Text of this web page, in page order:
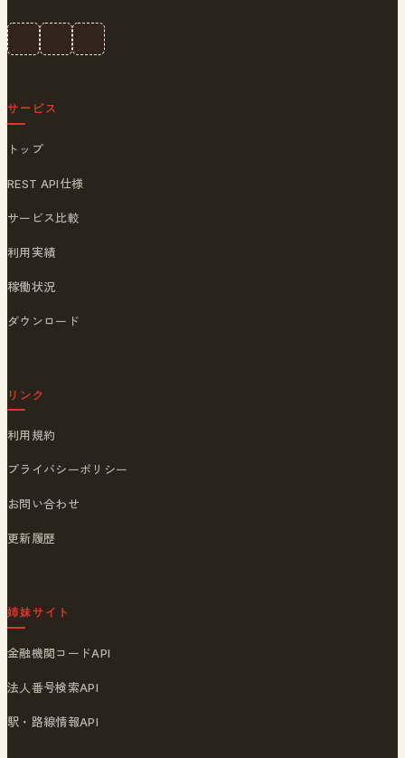
サービス
トップ
REST API仕様
サービス比較
利用実績
稼働状況
ダウンロード
リンク
利用規約
プライバシーポリシー
お問い合わせ
更新履歴
姉妹サイト
金融機関コードAPI
法人番号検索API
駅・路線情報API